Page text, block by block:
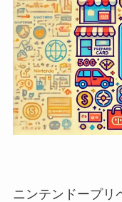
ニンテンドープリ